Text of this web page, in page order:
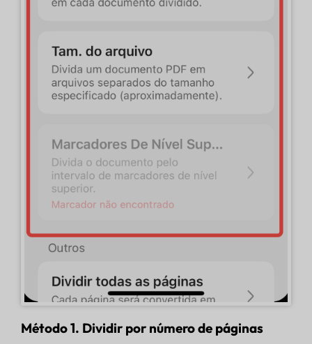
Método 1. Dividir por número de páginas